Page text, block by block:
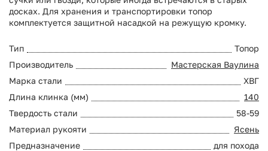
досках. Для хранения и транспортировки топор
комплектуется защитной насадкой на режущую кромку.
Тип
Топор
Производитель
Мастерская Ваулина
Марка стали
ХВГ
Длина клинка (мм)
140
Твердость стали
58-59
Материал рукояти
Ясень
Предназначение
для похода